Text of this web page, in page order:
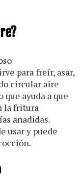
para freír, asar,
circular aire
ayuda a que
la fritura
añadidas.
usar y puede